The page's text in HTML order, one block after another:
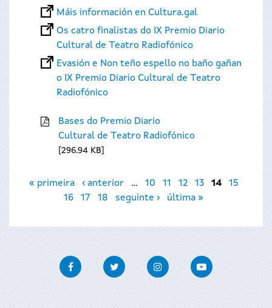
Máis información en Cultura.gal
Os catro finalistas do IX Premio Diario
Cultural de Teatro Radiofónico
Evasión e Non teño espello no baño gañan
o IX Premio Diario Cultural de Teatro
Radiofónico
Bases do Premio Diario
Cultural de Teatro Radiofónico
296.94 KB
Páxinas
« primeira ‹ anterior … 10 11 12 13 14
15
16
17 18 seguinte › última »
FacebookTwitter InstagramYoutube